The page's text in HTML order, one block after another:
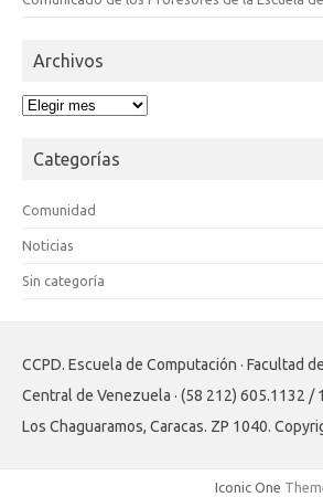
Archivos
Archivos
Categorías
Comunidad
Noticias
Sin categoría
CCPD. Escuela de Computación · Facultad
Central de Venezuela · (58 212) 605.1132 /
Los Chaguaramos, Caracas. ZP 1040.
Iconic One